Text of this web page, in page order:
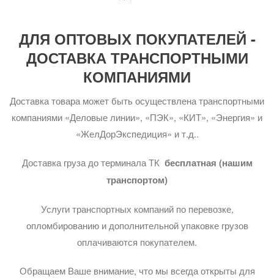
ДЛЯ ОПТОВЫХ ПОКУПАТЕЛЕЙ -
ДОСТАВКА ТРАНСПОРТНЫМИ
КОМПАНИЯМИ
Доставка товара может быть осуществлена транспортными
компаниями «Деловые линии», «ПЭК», «КИТ», «Энергия» и
«ЖелДорЭкспедиция» и т.д..
Доставка груза до терминала ТК бесплатная (нашим
транспортом)
Услуги транспортных компаний по перевозке,
опломбированию и дополнительной упаковке грузов
оплачиваются покупателем.
Обращаем Ваше внимание, что мы всегда открыты для